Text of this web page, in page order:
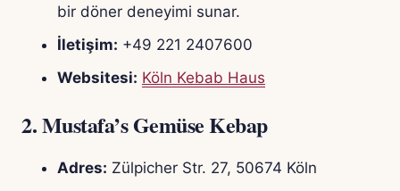
bir döner deneyimi sunar.
İletişim: +49 221 2407600
Websitesi: Köln Kebab Haus
2.Mustafa’s Gemüse Kebap
Adres: Zülpicher Str. 27, 50674 Köln